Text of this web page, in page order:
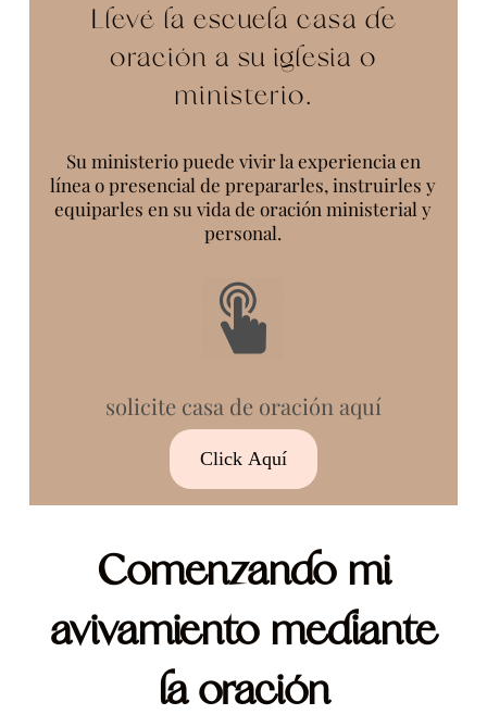
Llevé la escuela casa de
oración a su iglesia o
ministerio.
Su ministerio puede vivir la experiencia en
línea o presencial de prepararles, instruirles y
equiparles en su vida de oración ministerial y
personal.
solicite casa de oración aquí
Click Aquí
Comenzando mi
avivamiento mediante
la oración